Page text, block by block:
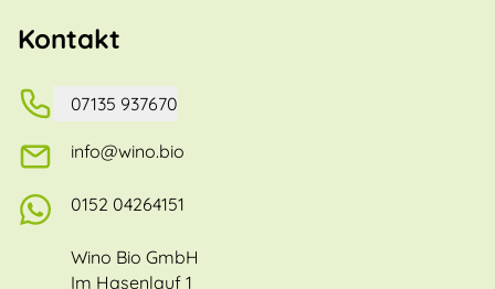
Kontakt
07135 937670
info@wino.bio
0152 04264151
Wino Bio GmbH
Im Hasenlauf 1